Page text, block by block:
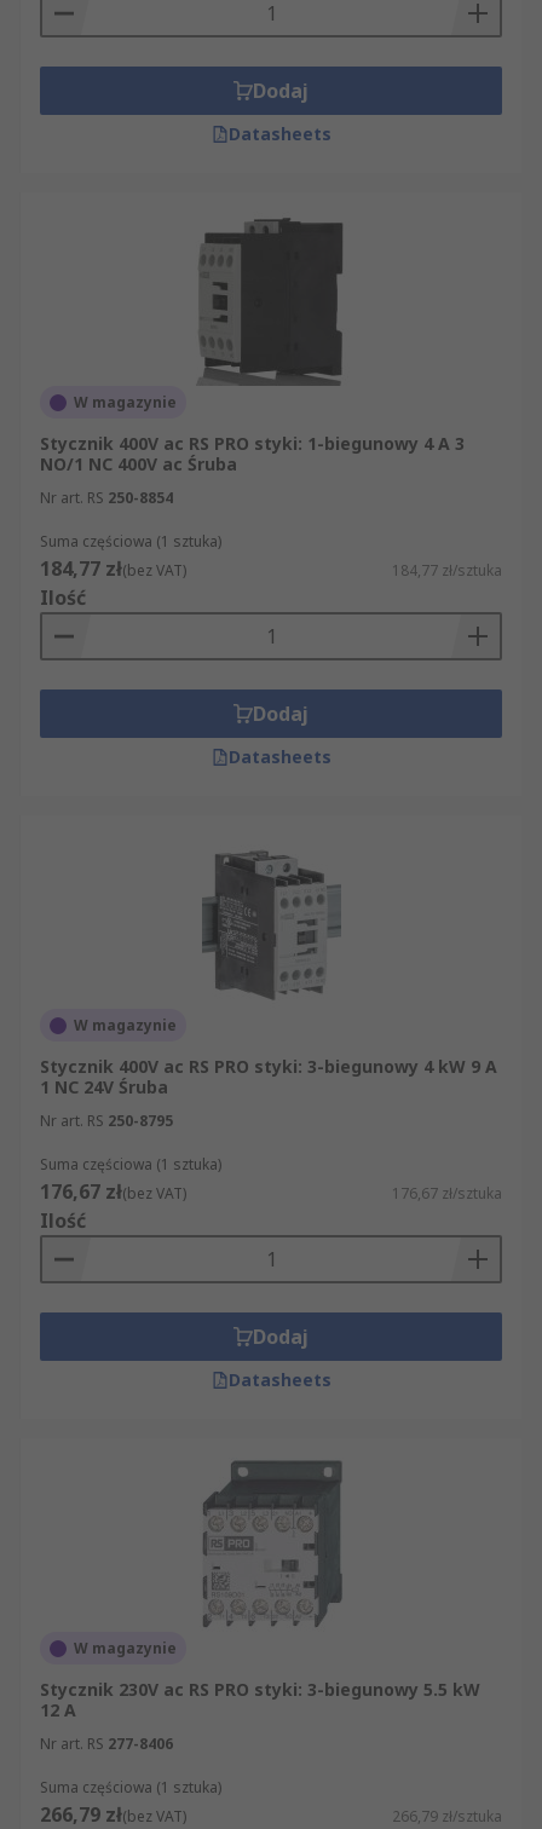
Dodaj
Datasheets
W magazynie
Stycznik 400V ac RS PRO styki: 1-biegunowy 4 A 3
NO/1 NC 400V ac Śruba
Nr art. RS 250-8854
Suma częściowa (1 sztuka)
184,77 zł(bez VAT) 184,77 zł/sztuka
Ilość
Dodaj
Datasheets
W magazynie
Stycznik 400V ac RS PRO styki: 3-biegunowy 4 kW 9 A
1 NC 24V Śruba
Nr art. RS 250-8795
Suma częściowa (1 sztuka)
176,67 zł(bez VAT) 176,67 zł/sztuka
Ilość
Dodaj
Datasheets
W magazynie
Stycznik 230V ac RS PRO styki: 3-biegunowy 5.5 kW
12 A
Nr art. RS 277-8406
Suma częściowa (1 sztuka)
266,79 zł(bez VAT) 266,79 zł/sztuka